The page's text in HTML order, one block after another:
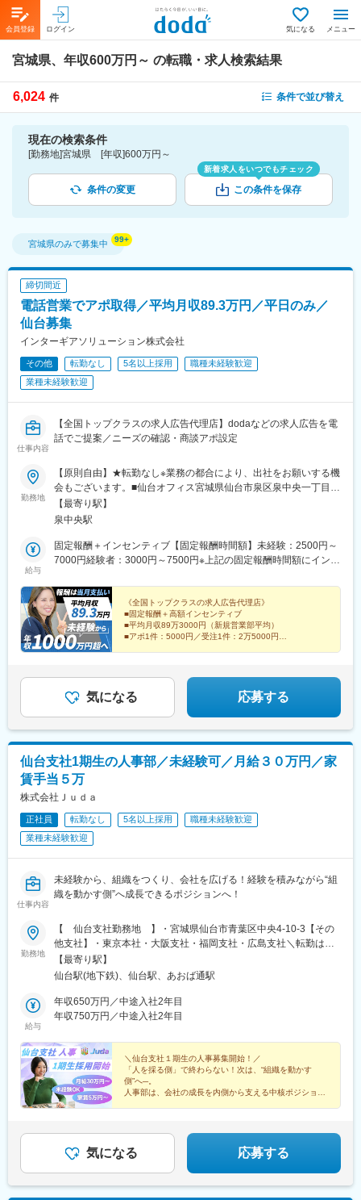
会員登録 ログイン 気になる メニュー
宮城県、年収600万円～ の転職・求人検索結果
6,024 件 条件で並び替え
現在の検索条件
[勤務地]宮城県 [年収]600万円～
条件の変更
新着求人をいつでもチェック
この条件を保存
宮城県のみで募集中
締切間近
電話営業でアポ取得／平均月収89.3万円／平日のみ／
仙台募集
インターギアソリューション株式会社
その他 転勤なし 5名以上採用
職種未経験歓迎
業種未経験歓迎
仕事内容
【全国トップクラスの求人広告代理店】dodaなどの求人広告を電
話でご提案／ニーズの確認・商談アポ設定
勤務地
【原則自由】★転勤なし※業務の都合により、出社をお願いする機
会もございます。■仙台オフィス宮城県仙台市泉区泉中央一丁目9-
2 アバンサール泉中央502※オフィス内のデスク、電話、PCは自
由に利用できます。※受動喫煙対策あり：屋内禁煙＜アクセス＞・
【最寄り駅】
泉中央駅
給与
固定報酬＋インセンティブ【固定報酬時間額】未経験：2500円～
7000円経験者：3000円～7500円※上記の固定報酬時間額にインセ
ト）で当月末の1回払い例）12月26日～1月25日までの結果を1月
末に支払い【インセンティブについて（規定あり）】■新規アポイ
ント獲得1件につき5000円■新規受注1件につき2万5000円■その後
の継続受注するたびに2万5000円（※1）■獲得アポイントから1カ
月200万円以上の売上を達成できれば、売上の5％～10％を支給
部の方は何もしなくてもインセンティブが発生。そのため毎月受
注を重ねることで、月40万円以上のリピートインセンティブを獲
得している方も在籍しています。（※2）インセンディブの割合は
受注額の割引率によって変動します。【新人月収例】契約開始5カ
月／Aさん：月収122万円契約開始7カ月／Bさん：月収107万円契
87万円
《全国トップクラスの求人広告代理店》
■固定報酬＋高額インセンティブ
■平均月収89万3000円（新規営業部平均）
■アポ1件：5000円／受注1件：2万5000円
気になる 応募する
仙台支社1期生の人事部／未経験可／月給３０万円／家
賃手当５万
株式会社Ｊｕｄａ
正社員 転勤なし 5名以上採用
職種未経験歓迎
業種未経験歓迎
仕事内容
未経験から、組織をつくり、会社を広げる！経験を積みながら“組
織を動かす側”へ成長できるポジションへ！
勤務地
【 仙台支社勤務地 】・宮城県仙台市青葉区中央4-10-3【その
他支社】・東京本社・大阪支社・福岡支社・広島支社＼転勤はご
ざいません！／
【最寄り駅】
仙台駅(地下鉄)、仙台駅、あおば通駅
給与
年収650万円／中途入社2年目
年収750万円／中途入社2年目
＼仙台支社１期生の人事募集開始！／
「人を採る側」で終わらない！次は、“組織を動かす
側”へ─。
人事部は、会社の成長を内側から支える中核ポジショ
気になる 応募する